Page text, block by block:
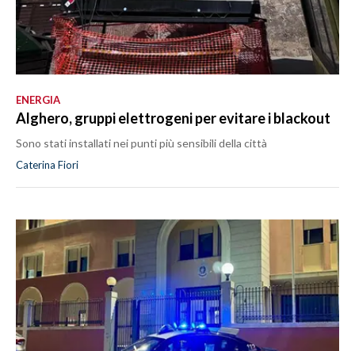
ENERGIA
Alghero, gruppi elettrogeni per evitare i blackout
Sono stati installati nei punti più sensibili della città
Caterina Fiori